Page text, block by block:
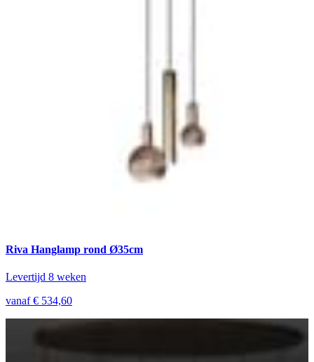
Riva Hanglamp rond Ø35cm
Levertijd 8 weken
vanaf € 534,60